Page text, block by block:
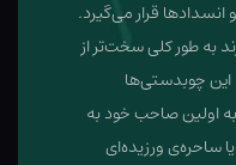
قرار می‌گیرد.
به طور کلی سخت‌تر از
این چوبدستی‌ها
اولین صاحب خود به
ساحره‌ی ورزیده‌ای